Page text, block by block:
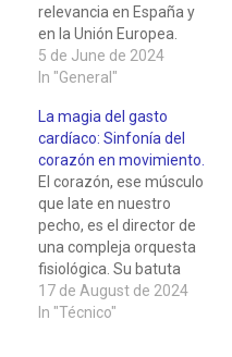
relevancia en España y
en la Unión Europea.
Según datos de la
Organización Mundial de
de los niños españoles
tiene sobrepeso y
obesidad, cifra solo
superada por Chipre en
Europa. Esta epidemia
tiene consecuencias…
5 de June de 2024
In "General"
La magia del gasto
cardíaco: Sinfonía del
corazón en movimiento.
El corazón, ese músculo
que late en nuestro
pecho, es el director de
una compleja orquesta
fisiológica. Su batuta
marca el ritmo de la vida
misma, y su capacidad
17 de August de 2024
In "Técnico"